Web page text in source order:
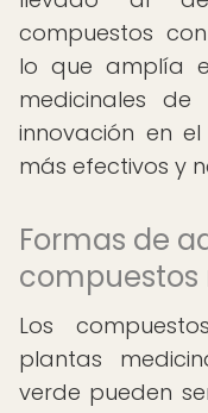
compuestos
lo que amplía
medicinales
innovación en
más efectivos y
Formas de
Los
plantas
verde pueden